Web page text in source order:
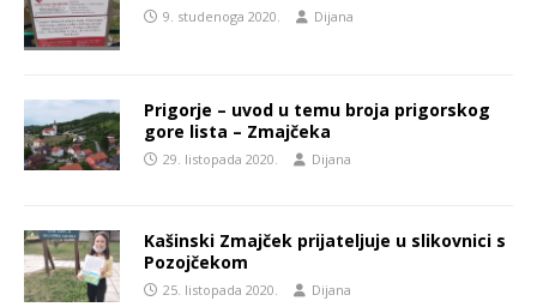
9. studenoga 2020. Dijana
Prigorje – uvod u temu broja prigorskog
gore lista – Zmajčeka
29. listopada 2020. Dijana
Kašinski Zmajček prijateljuje u slikovnici s
Pozojčekom
25. listopada 2020. Dijana